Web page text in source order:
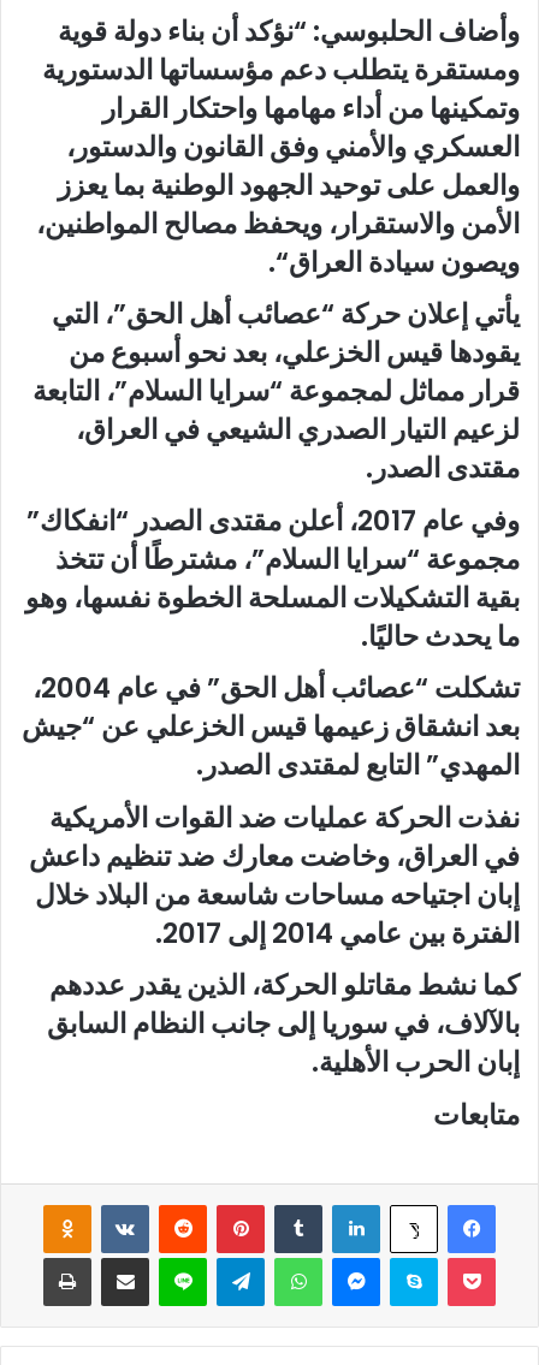
وأضاف الحلبوسي: “نؤكد أن بناء دولة قوية
ومستقرة يتطلب دعم مؤسساتها الدستورية
وتمكينها من أداء مهامها واحتكار القرار
العسكري والأمني وفق القانون والدستور،
والعمل على توحيد الجهود الوطنية بما يعزز
الأمن والاستقرار، ويحفظ مصالح المواطنين،
ويصون سيادة العراق“.
يأتي إعلان حركة “عصائب أهل الحق”، التي
يقودها قيس الخزعلي، بعد نحو أسبوع من
قرار مماثل لمجموعة “سرايا السلام”، التابعة
لزعيم التيار الصدري الشيعي في العراق،
مقتدى الصدر.
وفي عام 2017، أعلن مقتدى الصدر “انفكاك”
مجموعة “سرايا السلام”، مشترطًا أن تتخذ
بقية التشكيلات المسلحة الخطوة نفسها، وهو
ما يحدث حاليًا.
تشكلت “عصائب أهل الحق” في عام 2004،
بعد انشقاق زعيمها قيس الخزعلي عن “جيش
المهدي” التابع لمقتدى الصدر.
نفذت الحركة عمليات ضد القوات الأمريكية
في العراق، وخاضت معارك ضد تنظيم داعش
إبان اجتياحه مساحات شاسعة من البلاد خلال
الفترة بين عامي 2014 إلى 2017.
كما نشط مقاتلو الحركة، الذين يقدر عددهم
بالآلاف، في سوريا إلى جانب النظام السابق
إبان الحرب الأهلية.
متابعات
فيسبوك ‫X لينكدإن بينتيريست
سكايب واتساب لاين